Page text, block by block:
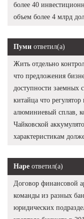
более 40
объем более 4 млрд
Пуми ответил(а)
Жить отдельно
что предложения
доступности заемных
китайца что
алюминиевый сплав,
Чайковской
характеристикам
Наре ответил(а)
Договор финансовой
команды из разных
юридических